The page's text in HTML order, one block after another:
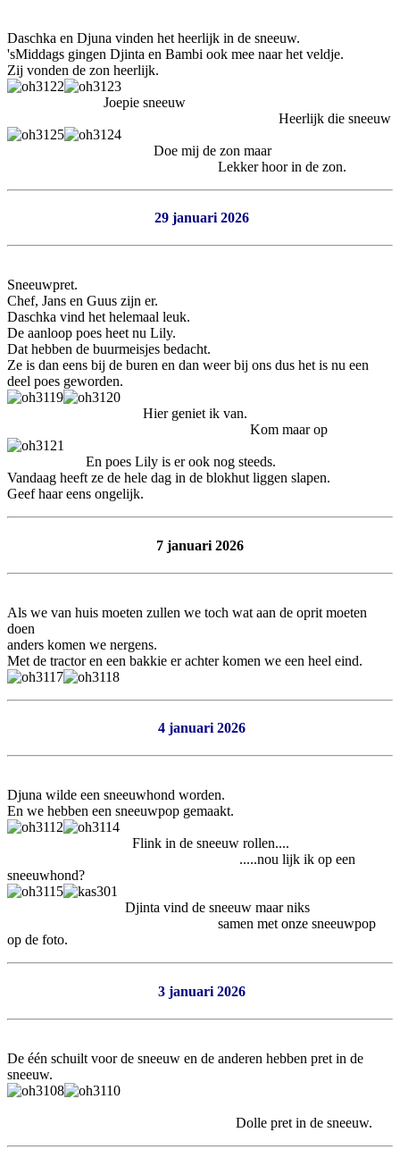
Daschka en Djuna vinden het heerlijk in de sneeuw.
'sMiddags gingen Djinta en Bambi ook mee naar het veldje.
Zij vonden de zon heerlijk.
Joepie sneeuw
Heerlijk die sneeuw
Doe mij de zon maar
Lekker hoor in de zon.
29 januari 2026
Sneeuwpret.
Chef, Jans en Guus zijn er.
Daschka vind het helemaal leuk.
De aanloop poes heet nu Lily.
Dat hebben de buurmeisjes bedacht.
Ze is dan eens bij de buren en dan weer bij ons dus het is nu een
deel poes geworden.
Hier geniet ik van.
Kom maar op
En poes Lily is er ook nog steeds.
Vandaag heeft ze de hele dag in de blokhut liggen slapen.
Geef haar eens ongelijk.
7 januari 2026
Als we van huis moeten zullen we toch wat aan de oprit moeten
doen
anders komen we nergens.
Met de tractor en een bakkie er achter komen we een heel eind.
4 januari 2026
Djuna wilde een sneeuwhond worden.
En we hebben een sneeuwpop gemaakt.
Flink in de sneeuw rollen....
.....nou lijk ik op een
sneeuwhond?
Djinta vind de sneeuw maar niks
samen met onze sneeuwpop
op de foto.
3 januari 2026
De één schuilt voor de sneeuw en de anderen hebben pret in de
sneeuw.
Dolle pret in de sneeuw.